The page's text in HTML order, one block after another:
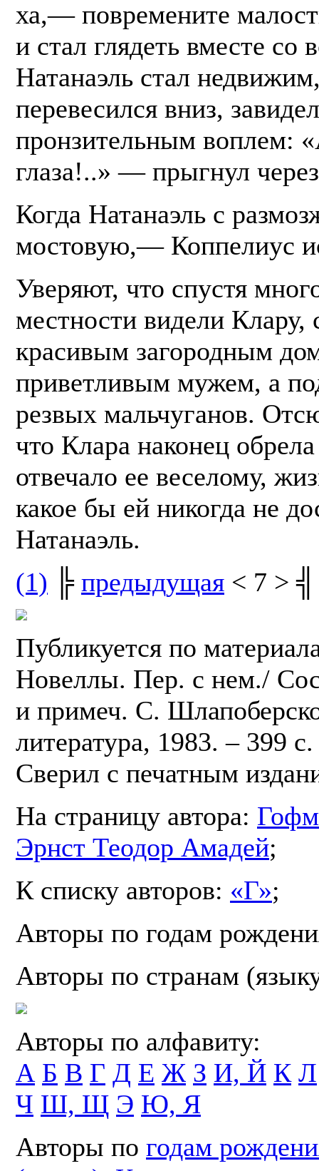
ха,— повремените
и стал глядеть вместе со
Натанаэль стал
перевесился вниз,
пронзительным воплем:
глаза!..» — прыгнул
Когда Натанаэль с
мостовую,— Коппелиус
Уверяют, что спустя
местности видели
красивым загородным
приветливым мужем, а
резвых мальчуганов.
что Клара наконец
отвечало ее веселому,
какое бы ей никогда не
Натанаэль.
(1) ╠ предыдущая < 7 >
Публикуется по
Новеллы. Пер. с нем./
и примеч. С.
литература, 1983. – 399 с.
Сверил с печатным
На страницу автора:
Эрнст Теодор Амадей;
К списку авторов: «Г»;
Авторы по годам
Авторы по странам
Авторы по алфавиту:
А Б В Г Д Е Ж З И, Й К Л
Ч Ш, Щ Э Ю, Я
Авторы по годам